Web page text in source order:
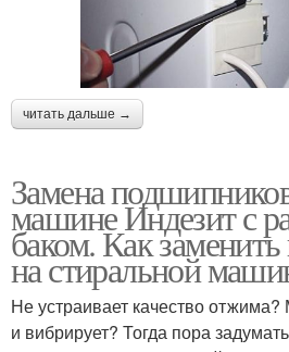
читать дальше →
Замена
машине Индезит с
баком. Как
на стиральной
Не устраивает качество
и вибрирует? Тогда пора